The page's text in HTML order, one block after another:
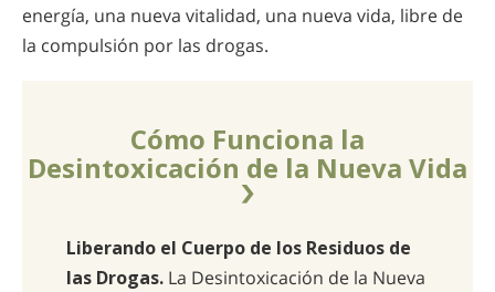
energía, una nueva vitalidad, una nueva vida, libre de
la compulsión por las drogas.
Cómo Funciona la
Desintoxicación de la Nueva Vida
Liberando el Cuerpo de los Residuos de
las Drogas. La Desintoxicación de la Nueva